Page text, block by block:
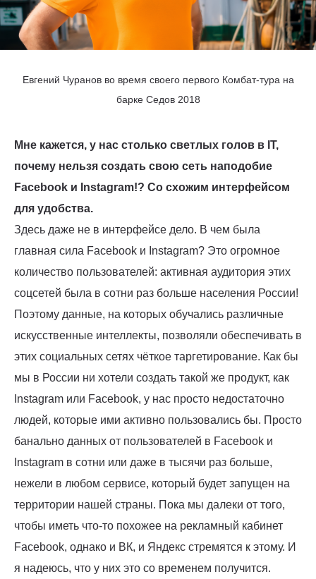
Евгений Чуранов во время своего первого Комбат-тура на
барке Седов 2018
Мне кажется, у нас столько светлых голов в IT,
почему нельзя создать свою сеть наподобие
Facebook и Instagram!? Со схожим интерфейсом
для удобства.
Здесь даже не в интерфейсе дело. В чем была
главная сила Facebook и Instagram? Это огромное
количество пользователей: активная аудитория этих
соцсетей была в сотни раз больше населения России!
Поэтому данные, на которых обучались различные
искусственные интеллекты, позволяли обеспечивать в
этих социальных сетях чёткое таргетирование. Как бы
мы в России ни хотели создать такой же продукт, как
Instagram или Facebook, у нас просто недостаточно
людей, которые ими активно пользовались бы. Просто
банально данных от пользователей в Facebook и
Instagram в сотни или даже в тысячи раз больше,
нежели в любом сервисе, который будет запущен на
территории нашей страны. Пока мы далеки от того,
чтобы иметь что-то похожее на рекламный кабинет
Facebook, однако и ВК, и Яндекс стремятся к этому. И
я надеюсь, что у них это со временем получится.